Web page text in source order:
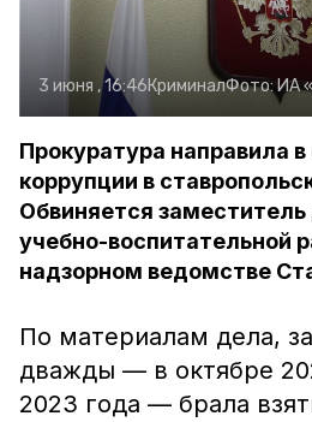
3 июня , 16:46КриминалФото: ИА
Прокуратура направила
коррупции в
Обвиняется заместитель
учебно-воспитательной
надзорном ведомстве
По материалам дела,
дважды — в октябре
2023 года — брала